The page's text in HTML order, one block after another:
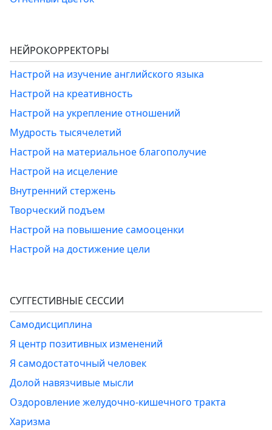
НЕЙРОКОРРЕКТОРЫ
Настрой на изучение английского языка
Настрой на креативность
Настрой на укрепление отношений
Мудрость тысячелетий
Настрой на материальное благополучие
Настрой на исцеление
Внутренний стержень
Творческий подъем
Настрой на повышение самооценки
Настрой на достижение цели
СУГГЕСТИВНЫЕ СЕССИИ
Самодисциплина
Я центр позитивных изменений
Я самодостаточный человек
Долой навязчивые мысли
Оздоровление желудочно-кишечного тракта
Харизма